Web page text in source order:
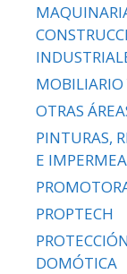
MOBILIARIO
OTRAS
PINTURAS,
E
PROPTECH
DOMÓTICA